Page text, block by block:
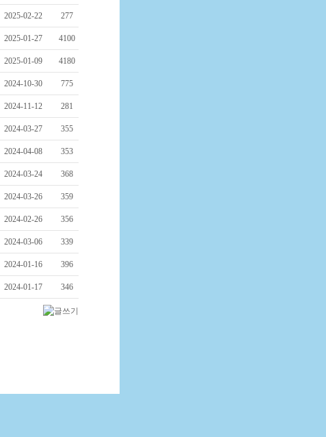
2025-02-22 277
2025-01-27 4100
2025-01-09 4180
2024-10-30 775
2024-11-12 281
2024-03-27 355
2024-04-08 353
2024-03-24 368
2024-03-26 359
2024-02-26 356
2024-03-06 339
2024-01-16 396
2024-01-17 346